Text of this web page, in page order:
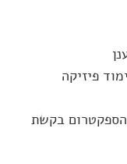
פיזיקה
הספקטרום בקשת